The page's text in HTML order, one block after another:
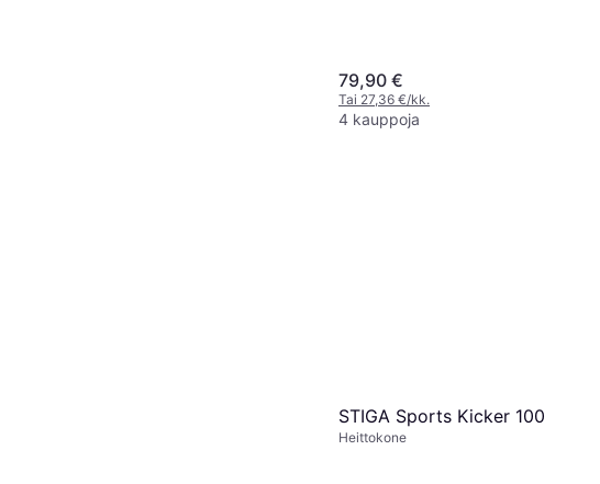
79,90 €
Tai 27,36 €/kk.
4 kauppoja
STIGA Sports Kicker 100
Heittokone